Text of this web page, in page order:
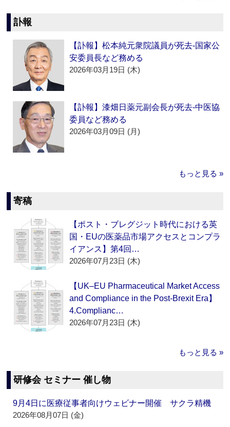
訃報
【訃報】松本純元衆院議員が死去‐国家公
安委員長など務める
2026年03月19日 (木)
【訃報】漆畑日薬元副会長が死去‐中医協
委員など務める
2026年03月09日 (月)
もっと見る »
寄稿
【ポスト・ブレグジット時代における英
国・EUの医薬品市場アクセスとコンプラ
イアンス】第4回…
2026年07月23日 (木)
【UK–EU Pharmaceutical Market Access
and Compliance in the Post-Brexit Era】
4.Complianc…
2026年07月23日 (木)
もっと見る »
研修会 セミナー 催し物
9月4日に医療従事者向けウェビナー開催 サクラ精機
2026年08月07日 (金)